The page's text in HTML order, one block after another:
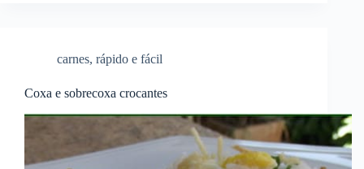
carnes, rápido e fácil
Coxa e sobrecoxa crocantes